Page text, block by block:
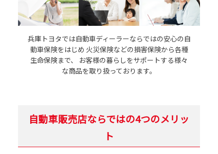
兵庫トヨタでは自動車ディーラーならではの安心の自
動車保険をはじめ 火災保険などの損害保険から各種
生命保険まで、
お客様の暮らしをサポートする様々
な商品を取り扱っております。
自動車販売店ならではの4つのメリッ
ト